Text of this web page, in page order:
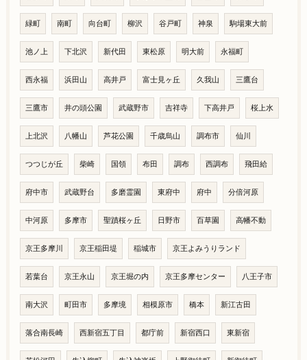
緑町 南町 向台町 柳沢 谷戸町 神泉 駒場東大前
池ノ上 下北沢 新代田 東松原 明大前 永福町
西永福 浜田山 高井戸 富士見ヶ丘 久我山 三鷹台
三鷹市 井の頭公園 武蔵野市 吉祥寺 下高井戸 桜上水
上北沢 八幡山 芦花公園 千歳烏山 調布市 仙川
つつじが丘 柴崎 国領 布田 調布 西調布 飛田給
府中市 武蔵野台 多磨霊園 東府中 府中 分倍河原
中河原 多摩市 聖蹟桜ヶ丘 日野市 百草園 高幡不動
京王多摩川 京王稲田堤 稲城市 京王よみうりランド
若葉台 京王永山 京王堀の内 京王多摩センター 八王子市
南大沢 町田市 多摩境 相模原市 橋本 新江古田
落合南長崎 西新宿五丁目 都庁前 新宿西口 東新宿